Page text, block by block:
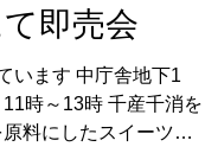
即売会
います 中庁舎地下1
時～13時 千産千消を
料にしたスイーツ、